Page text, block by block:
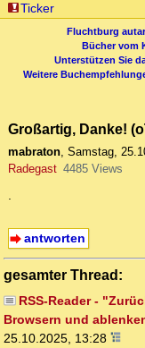
Ticker
Fluchtburg
Bücher vom
Unterstützen Sie
Weitere
Großartig, Danke!
mabraton, Samstag,
Radegast 4485 Views
.
antworten
gesamter Thread:
RSS-Reader -
Browsern und
25.10.2025, 13:28